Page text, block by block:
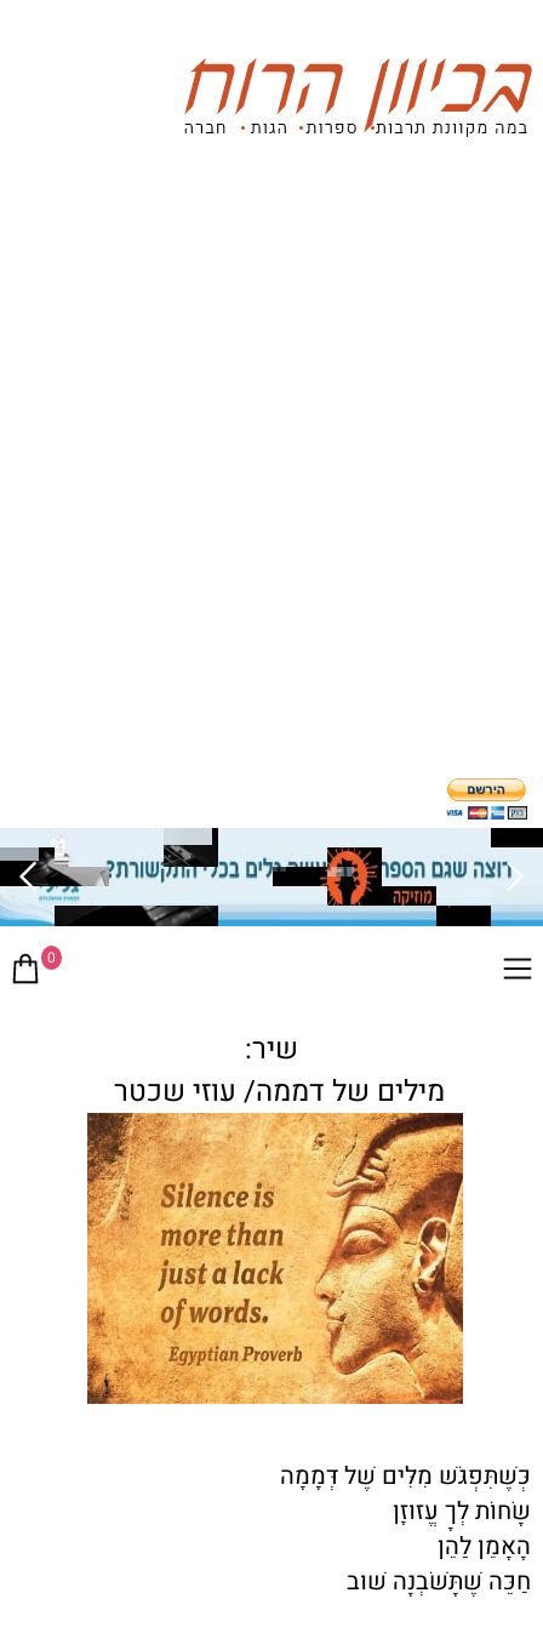
0
שיר:
מילים של דממה/ עוזי שכטר
כְּשֶׁתִּפְגֹּשׁ מִלִּים שֶׁל דְּמָמָה
שָׂחוֹת לְךָ עֱזוּזָן
הָאָמֵן לַהֵן
חַכֵּה שֶׁתָּשֹׁבְנָה שׁוּב